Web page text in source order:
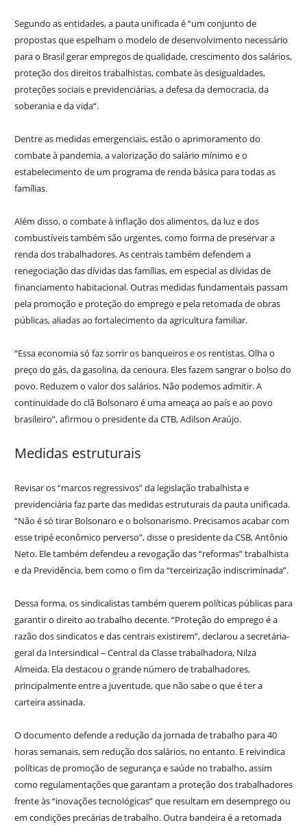
Segundo as entidades, a pauta unificada é “um conjunto de
propostas que espelham o modelo de desenvolvimento necessário
para o Brasil gerar empregos de qualidade, crescimento dos salários,
proteção dos direitos trabalhistas, combate às desigualdades,
proteções sociais e previdenciárias, a defesa da democracia, da
soberania e da vida“.
Dentre as medidas emergenciais, estão o aprimoramento do
combate à pandemia, a valorização do salário mínimo e o
estabelecimento de um programa de renda básica para todas as
famílias.
Além disso, o combate à inflação dos alimentos, da luz e dos
combustíveis também são urgentes, como forma de preservar a
renda dos trabalhadores. As centrais também defendem a
renegociação das dívidas das famílias, em especial as dívidas de
financiamento habitacional. Outras medidas fundamentais passam
pela promoção e proteção do emprego e pela retomada de obras
públicas, aliadas ao fortalecimento da agricultura familiar.
“Essa economia só faz sorrir os banqueiros e os rentistas. Olha o
preço do gás, da gasolina, da cenoura. Eles fazem sangrar o bolso do
povo. Reduzem o valor dos salários. Não podemos admitir. A
continuidade do clã Bolsonaro é uma ameaça ao país e ao povo
brasileiro”, afirmou o presidente da CTB, Adilson Araújo.
Medidas estruturais
Revisar os “marcos regressivos” da legislação trabalhista e
previdenciária faz parte das medidas estruturais da pauta unificada.
“Não é só tirar Bolsonaro e o bolsonarismo. Precisamos acabar com
esse tripé econômico perverso”, disse o presidente da CSB, Antônio
Neto. Ele também defendeu a revogação das “reformas” trabalhista
e da Previdência, bem como o fim da “terceirização indiscriminada”.
Dessa forma, os sindicalistas também querem políticas públicas para
garantir o direito ao trabalho decente. “Proteção do emprego é a
razão dos sindicatos e das centrais existirem”, declarou a secretária-
geral da Intersindical – Central da Classe trabalhadora, Nilza
Almeida. Ela destacou o grande número de trabalhadores,
principalmente entre a juventude, que não sabe o que é ter a
carteira assinada.
O documento defende a redução da jornada de trabalho para 40
horas semanais, sem redução dos salários, no entanto. E reivindica
políticas de promoção de segurança e saúde no trabalho, assim
como regulamentações que garantam a proteção dos trabalhadores
frente às “inovações tecnológicas” que resultam em desemprego ou
em condições precárias de trabalho. Outra bandeira é a retomada